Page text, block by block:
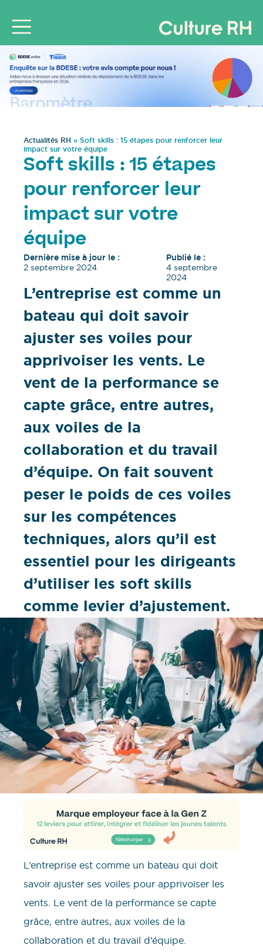
Actualités RH » Soft skills : 15 étapes pour renforcer leur
impact sur votre équipe
Soft skills : 15 étapes
pour renforcer leur
impact sur votre
équipe
Dernière mise à jour le :
2 septembre 2024
Publié le :
4 septembre
2024
L’entreprise est comme un
bateau qui doit savoir
ajuster ses voiles pour
apprivoiser les vents. Le
vent de la performance se
capte grâce, entre autres,
aux voiles de la
collaboration et du travail
d’équipe. On fait souvent
peser le poids de ces voiles
sur les compétences
techniques, alors qu’il est
essentiel pour les dirigeants
d’utiliser les soft skills
comme levier d’ajustement.
L’entreprise est comme un bateau qui doit
savoir ajuster ses voiles pour apprivoiser les
vents. Le vent de la performance se capte
grâce, entre autres, aux voiles de la
collaboration et du travail d’équipe.